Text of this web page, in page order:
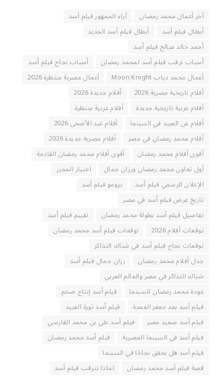
آخر أعمال محمد رمضان
آراء الجمهور فيلم أسد
أبطال فيلم أسد
أبطال فيلم أسد الجديد
أحمد خالد صالح فيلم أسد
أسباب ترقب فيلم أسد لمحمد رمضان
أسباب نجاح فيلم أسد
أعمال محمد دياب Moon Knight
أعمال مصرية منتظرة 2026
أفلام تاريخية مصرية 2026
أفلام جديدة 2026
أفلام عربية تاريخية جديدة
أفلام عربية منتظرة
أفلام عن العبيد في السينما
أفلام عيد الأضحى 2026
أفلام محمد رمضان في مصر
أفلام مصرية جديدة 2026
أقوى أفلام محمد رمضان
أقوى أفلام محمد رمضان القادمة
أول تعاون محمد رمضان ورزان جمال
اختيار المحرر
الإعلان الرسمي فيلم أسد
برومو فيلم أسد
تاريخ عرض فيلم أسد في مصر
تفاصيل فيلم أسد بطولة محمد رمضان
تقييم فيلم أسد
توقعات أفلام 2026
توقعات فيلم أسد محمد رمضان
توقعات نجاح فيلم أسد في شباك التذاكر
جدل أفلام محمد رمضان
رزان جمال فيلم أسد
شباك التذاكر في مصر والعالم العربي
عودة محمد رمضان للسينما
فيلم أسد إنتاج ضخم
فيلم أسد بعد جعفر العمدة
فيلم أسد ثورة العبيد
فيلم أسد صعيد مصر
فيلم أسد علي بن محمد الفارسي
فيلم أسد في السينما المصرية
فيلم أسد محمد رمضان
فيلم أسد هل يحقق نجاحًا في السينما
قصة فيلم أسد محمد رمضان
لماذا نترقب فيلم أسد